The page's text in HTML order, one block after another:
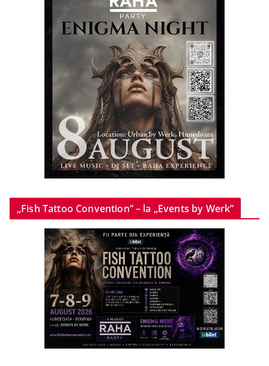
„Fish Tattoo Convention” – la „Events by Werk”